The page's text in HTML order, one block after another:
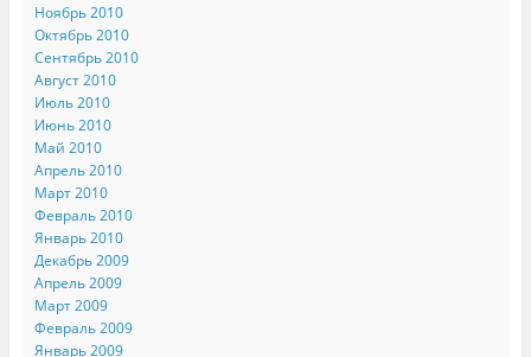
Ноябрь 2010
Октябрь 2010
Сентябрь 2010
Август 2010
Июль 2010
Июнь 2010
Май 2010
Апрель 2010
Март 2010
Февраль 2010
Январь 2010
Декабрь 2009
Апрель 2009
Март 2009
Февраль 2009
Январь 2009